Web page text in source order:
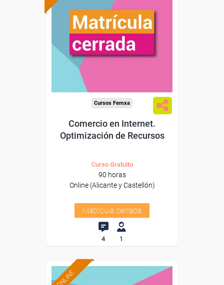
Cursos Femxa
Comercio en Internet.
Optimización de Recursos
Curso Gratuito
90 horas
Online (Alicante y Castellón)
Matrícula cerrada
4 1
ONLINE